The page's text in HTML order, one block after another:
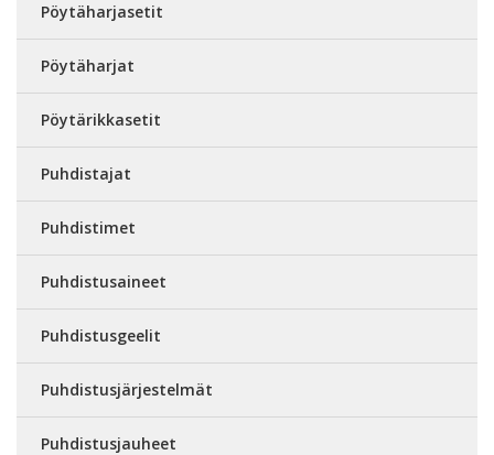
Pöytäharjasetit
Pöytäharjat
Pöytärikkasetit
Puhdistajat
Puhdistimet
Puhdistusaineet
Puhdistusgeelit
Puhdistusjärjestelmät
Puhdistusjauheet